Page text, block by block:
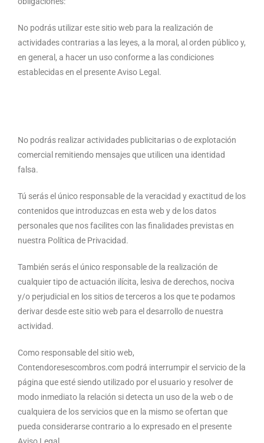
No podrás utilizar este sitio web para la realización de
actividades contrarias a las leyes, a la moral, al orden público y,
en general, a hacer un uso conforme a las condiciones
establecidas en el presente Aviso Legal.
No podrás realizar actividades publicitarias o de explotación
comercial remitiendo mensajes que utilicen una identidad
falsa.
Tú serás el único responsable de la veracidad y exactitud de los
contenidos que introduzcas en esta web y de los datos
personales que nos facilites con las finalidades previstas en
nuestra Política de Privacidad.
También serás el único responsable de la realización de
cualquier tipo de actuación ilícita, lesiva de derechos, nociva
y/o perjudicial en los sitios de terceros a los que te podamos
derivar desde este sitio web para el desarrollo de nuestra
actividad.
Como responsable del sitio web,
Contendoresescombros.com podrá interrumpir el servicio de la
página que esté siendo utilizado por el usuario y resolver de
modo inmediato la relación si detecta un uso de la web o de
cualquiera de los servicios que en la mismo se ofertan que
pueda considerarse contrario a lo expresado en el presente